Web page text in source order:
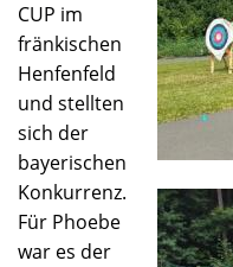
CUP im
fränkischen
Henfenfeld
und stellten
sich der
bayerischen
Konkurrenz.
Für Phoebe
war es der